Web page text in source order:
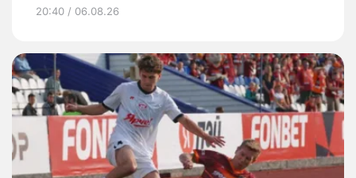
20:40 / 06.08.26